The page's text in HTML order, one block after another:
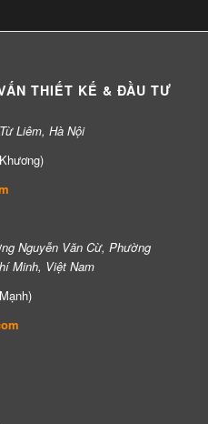
THIẾT KẾ & ĐẦU TƯ
Liêm, Hà Nội
Nguyễn Văn Cừ, Phường
Minh, Việt Nam